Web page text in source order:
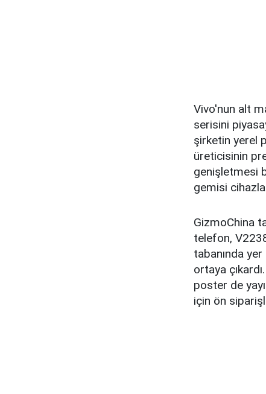
Vivo'nun alt
serisini
şirketin yerel
üreticisinin
genişletmesi
gemisi
GizmoChina
telefon,
tabanında
ortaya
poster de
için ön